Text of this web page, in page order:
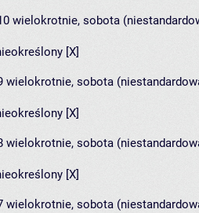
wielokrotnie, sobota
[X]
wielokrotnie, sobota
[X]
wielokrotnie, sobota
[X]
wielokrotnie, sobota